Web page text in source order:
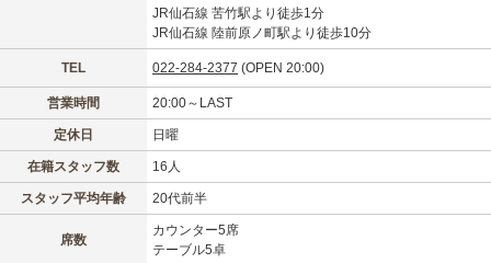
JR仙石線 苦竹駅より徒歩1分
JR仙石線 陸前原ノ町駅より徒歩10分
TEL 022-284-2377 (OPEN 20:00)
営業時間 20:00～LAST
定休日 日曜
在籍スタッフ数 16人
スタッフ平均年齢 20代前半
席数
カウンター5席
テーブル5卓